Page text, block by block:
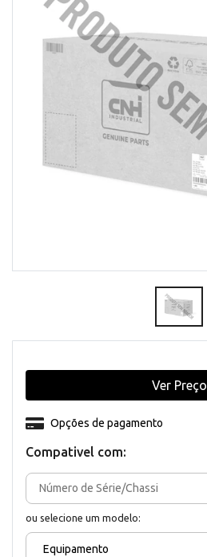
Compativel com:
ou selecione um modelo:
Equipamento
Opções de pagamento
Ver Preço